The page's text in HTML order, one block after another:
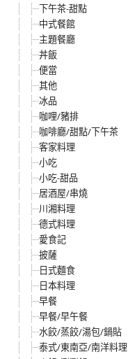
下午茶-甜點
中式餐館
主題餐廳
丼飯
便當
其他
冰品
咖哩/豬排
咖啡廳/甜點/下午茶
客家料理
小吃
小吃-甜品
居酒屋/串燒
川湘料理
德式料理
愛食記
披薩
日式麵食
日本料理
早餐
早餐/早午餐
水餃/蒸餃/湯包/鍋貼
泰式/東南亞/南洋料理